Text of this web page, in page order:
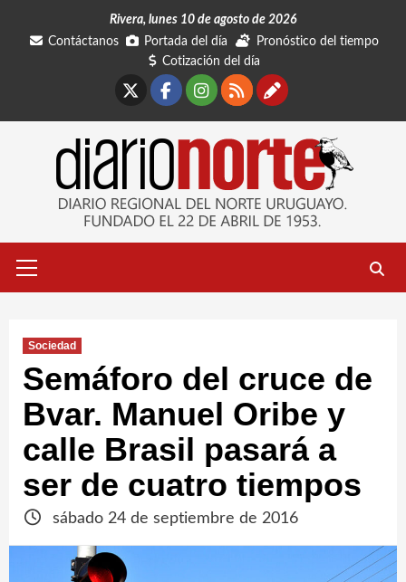
Rivera, lunes 10 de agosto de 2026
Contáctanos
Portada del día
Pronóstico del tiempo
Cotización del día
Facebook
Instagram
RSSContáctanos
primario
Sociedad
Semáforo del cruce de
Bvar. Manuel Oribe y
calle Brasil pasará a
ser de cuatro tiempos
sábado 24 de septiembre de 2016